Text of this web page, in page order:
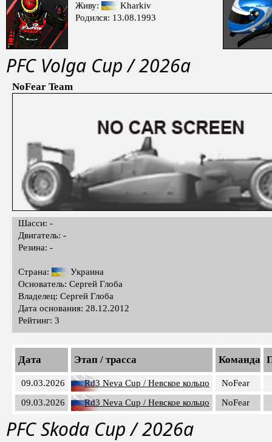
Живу:
Kharkiv
Родился: 13.08.1993
PFС Volga Cup / 2026a
NoFear Team
Шасси: -
Двигатель: -
Резина: -
Страна:
Украина
Основатель: Сергей Глоба
Владелец: Сергей Глоба
Дата основания: 28.12.2012
Рейтинг: 3
Дата Этап / трасса Команда
09.03.2026 Rd3 Neva Cup / Невское кольцо NoFear
09.03.2026
Rd3 Neva Cup / Невское кольцо NoFear
PFC Skoda Cup / 2026a